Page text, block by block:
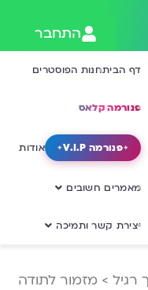
התחבר
דף הביתחנות הפוסטרים
פנורמה קלאס
פנורמה V.I.P אודות
מאמרים חשובים
יצירת קשר ותמיכה
רגיל > מזמור לתודה